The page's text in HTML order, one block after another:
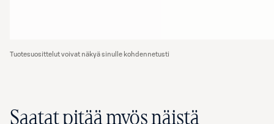
Tuotesuosittelut voivat näkyä sinulle kohdennetusti
Saatat pitää myös näistä